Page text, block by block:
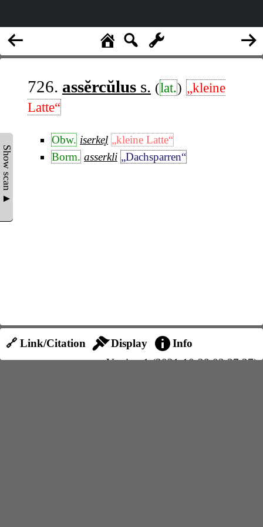
Show scan ▲
726. assĕrcŭlus s. (lat.) „kleine
Latte“
Obw. iserke̥l „kleine Latte“
Borm. asserkli „Dachsparren“
🔗 Link/Citation Display
Info
Version 1 (2021-10-28 03:37:27)